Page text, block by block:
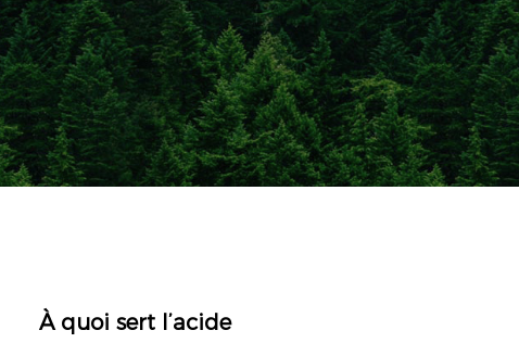
À quoi sert l’acide